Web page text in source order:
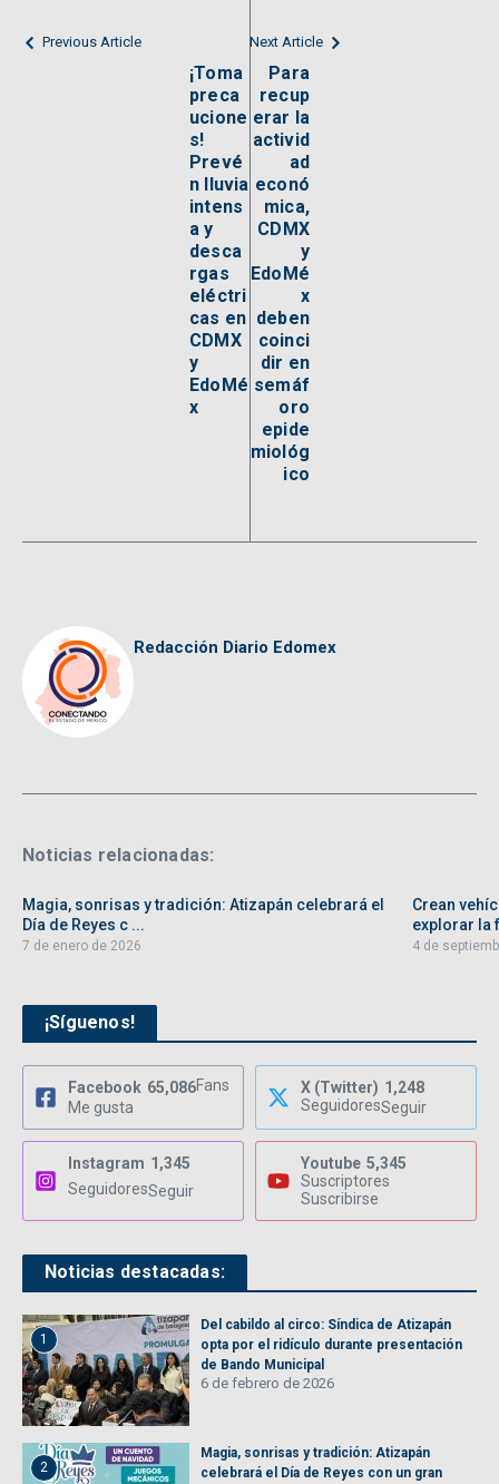
Previous Article
¡Toma
preca
ucione
s!
Prevé
n lluvia
intens
a y
desca
rgas
eléctri
cas en
CDMX
y
EdoMé
x
Next Article
Para
recup
erar la
activid
ad
econó
mica,
CDMX
y
EdoMé
x
deben
coinci
dir en
semáf
oro
epide
miológ
ico
Redacción Diario Edomex
Noticias relacionadas:
Magia, sonrisas y tradición: Atizapán celebrará el
Día de Reyes c ...
7 de enero de 2026
Crean
explorar la
4 de
¡Síguenos!
Facebook 65,086Fans
Me gusta
X (Twitter) 1,248
SeguidoresSeguir
Instagram 1,345
SeguidoresSeguir
Youtube 5,345
Suscriptores
Suscribirse
Noticias destacadas:
1
Del cabildo al circo: Síndica de Atizapán
opta por el ridículo durante presentación
de Bando Municipal
6 de febrero de 2026
2
Magia, sonrisas y tradición: Atizapán
celebrará el Día de Reyes con un gran